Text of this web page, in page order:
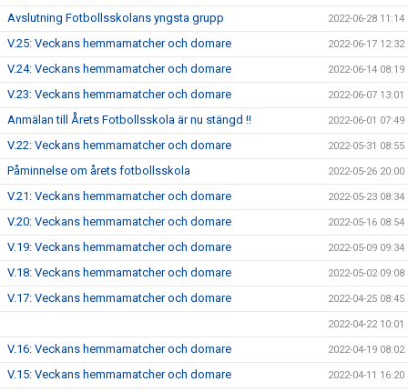
Avslutning Fotbollsskolans yngsta grupp 2022-06-28 11:14
V.25: Veckans hemmamatcher och domare 2022-06-17 12:32
V.24: Veckans hemmamatcher och domare 2022-06-14 08:19
V.23: Veckans hemmamatcher och domare 2022-06-07 13:01
Anmälan till Årets Fotbollsskola är nu stängd !! 2022-06-01 07:49
V.22: Veckans hemmamatcher och domare 2022-05-31 08:55
Påminnelse om årets fotbollsskola 2022-05-26 20:00
V.21: Veckans hemmamatcher och domare 2022-05-23 08:34
V.20: Veckans hemmamatcher och domare 2022-05-16 08:54
V.19: Veckans hemmamatcher och domare 2022-05-09 09:34
V.18: Veckans hemmamatcher och domare 2022-05-02 09:08
V.17: Veckans hemmamatcher och domare 2022-04-25 08:45
2022-04-22 10:01
V.16: Veckans hemmamatcher och domare 2022-04-19 08:02
V.15: Veckans hemmamatcher och domare 2022-04-11 16:20